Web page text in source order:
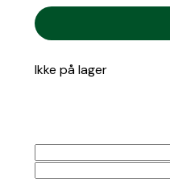
Hvis de øvrige
Ikke på lager